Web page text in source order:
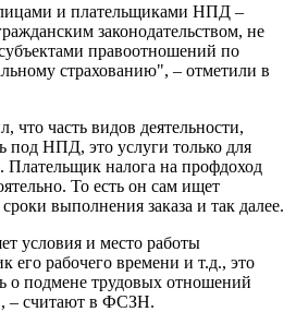
и плательщиками НПД –
законодательством, не
правоотношений по
страхованию", – отметили в
часть видов деятельности,
под НПД, это услуги только для
налога на профдоход
То есть он сам ищет
выполнения заказа и так далее.
условия и место работы
его рабочего времени и т.д., это
о подмене трудовых отношений
– считают в ФСЗН.